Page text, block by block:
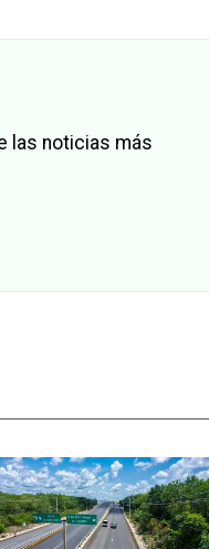
las noticias más